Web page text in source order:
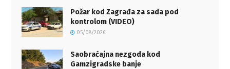
Požar kod Zagrađa za sada pod
kontrolom (VIDEO)
05/08/2026
Saobraćajna nezgoda kod
Gamzigradske banje